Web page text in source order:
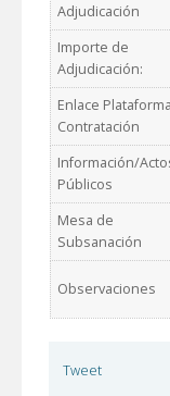
Adjudicación
Importe de
Adjudicación:
Enlace Plataforma
Contratación
Información/
Públicos
Mesa de
Subsanación
Observaciones
Tweet